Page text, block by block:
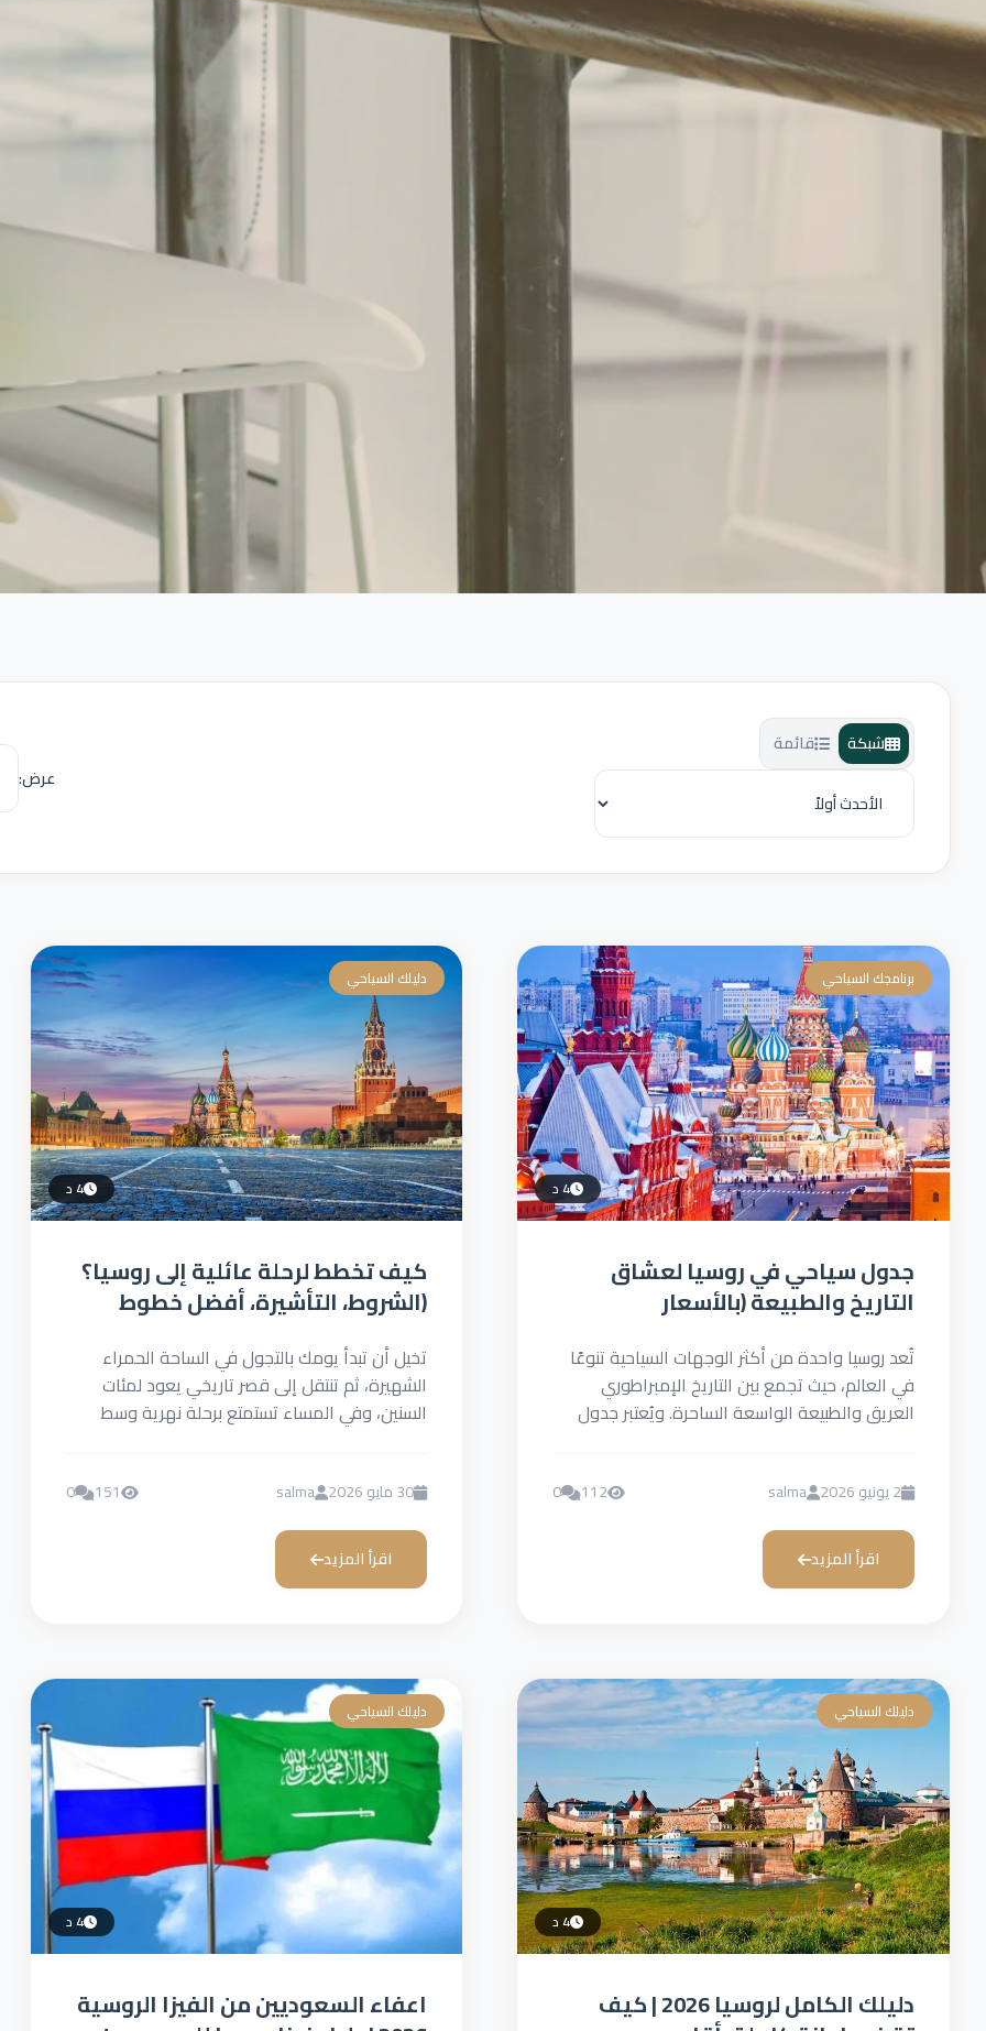
شبكة
قائمة
عرض:
برنامجك السياحي
4 د
جدول سياحي في روسيا لعشاق
التاريخ والطبيعة (بالأسعار
تُعد روسيا واحدة من أكثر الوجهات السياحية تنوعًا
في العالم، حيث تجمع بين التاريخ الإمبراطوري
العريق والطبيعة الواسعة الساحرة. ويُعتبر جدول
2 يونيو 2026 salma
112
0
اقرأ المزيد
دليلك السياحي
4 د
كيف تخطط لرحلة عائلية إلى روسيا؟
(الشروط، التأشيرة، أفضل خطوط
تخيل أن تبدأ يومك بالتجول في الساحة الحمراء
الشهيرة، ثم تنتقل إلى قصر تاريخي يعود لمئات
السنين، وفي المساء تستمتع برحلة نهرية وسط
30 مايو 2026 salma
151
0
اقرأ المزيد
دليلك السياحي
4 د
دليلك الكامل لروسيا 2026 | كيف
دليلك السياحي
4 د
اعفاء السعوديين من الفيزا الروسية